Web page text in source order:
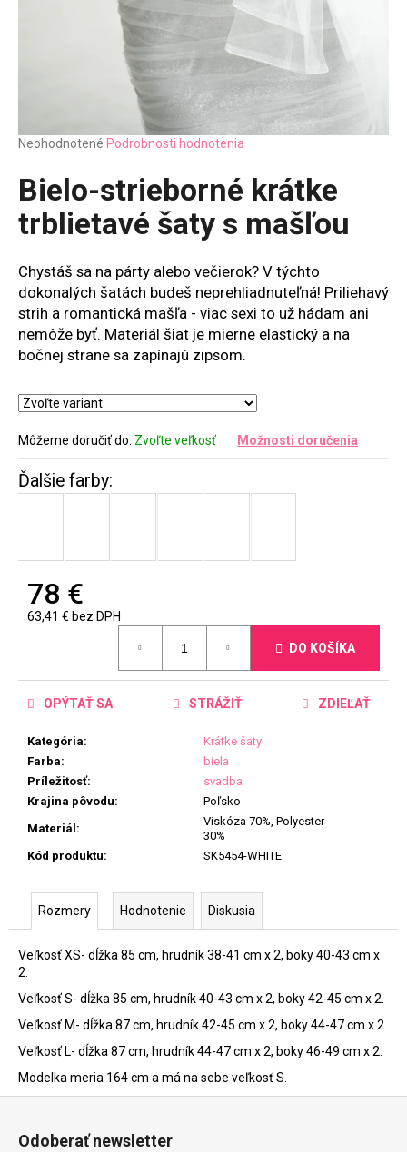
Priemerné
produktu
je
0,0
z
hviezdičiek.
Neohodnotené Podrobnosti hodnotenia
Bielo-strieborné krátke
trblietavé šaty s mašľou
Chystáš sa na párty alebo večierok? V týchto
dokonalých šatách budeš neprehliadnuteľná! Priliehavý
strih a romantická mašľa - viac sexi to už hádam ani
nemôže byť. Materiál šiat je mierne elastický a na
bočnej strane sa zapínajú zipsom.
Môžeme doručiť do: Zvoľte veľkosť Možnosti doručenia
78 €
63,41 € bez DPH
DO KOŠÍKA
Kategória:
Krátke šaty
Farba:
biela
Príležitosť:
svadba
Krajina pôvodu:
Poľsko
Materiál :
Viskóza 70%, Polyester
30%
Kód produktu: SK5454-WHITE
OPÝTAŤ SA STRÁŽIŤ ZDIEĽAŤ
Rozmery Hodnotenie Diskusia
Veľkosť XS- dĺžka 85 cm, hrudník 38-41 cm x 2, boky 40-43 cm x
2.
Veľkosť S- dĺžka 85 cm, hrudník 40-43 cm x 2, boky 42-45 cm x 2.
Veľkosť M- dĺžka 87 cm, hrudník 42-45 cm x 2, boky 44-47 cm x 2.
Veľkosť L- dĺžka 87 cm, hrudník 44-47 cm x 2, boky 46-49 cm x 2.
Modelka meria 164 cm a má na sebe veľkosť S.
Odoberať newsletter